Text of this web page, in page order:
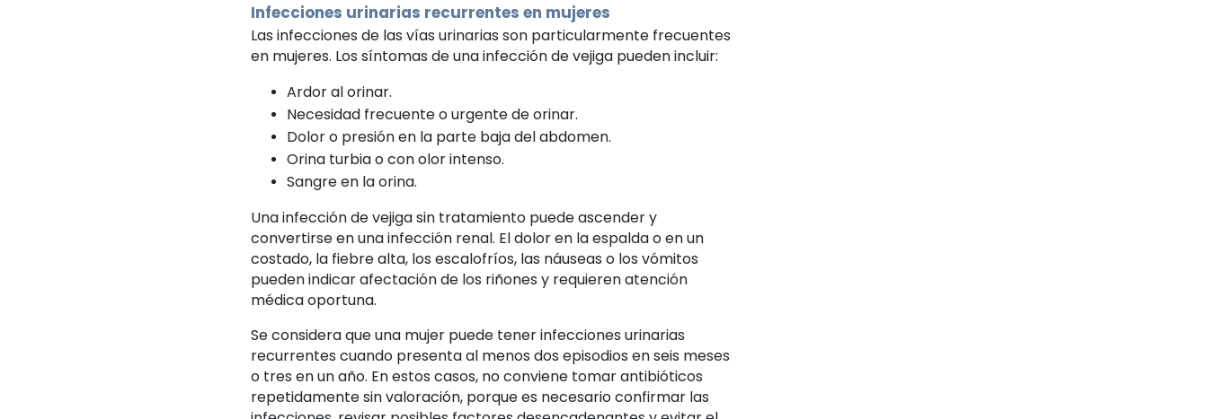
Infecciones urinarias recurrentes en mujeres
Las infecciones de las vías urinarias son particularmente frecuentes
en mujeres. Los síntomas de una infección de vejiga pueden incluir:
Ardor al orinar.
Necesidad frecuente o urgente de orinar.
Dolor o presión en la parte baja del abdomen.
Orina turbia o con olor intenso.
Sangre en la orina.
Una infección de vejiga sin tratamiento puede ascender y
convertirse en una infección renal. El dolor en la espalda o en un
costado, la fiebre alta, los escalofríos, las náuseas o los vómitos
pueden indicar afectación de los riñones y requieren atención
médica oportuna.
Se considera que una mujer puede tener infecciones urinarias
recurrentes cuando presenta al menos dos episodios en seis meses
o tres en un año. En estos casos, no conviene tomar antibióticos
repetidamente sin valoración, porque es necesario confirmar las